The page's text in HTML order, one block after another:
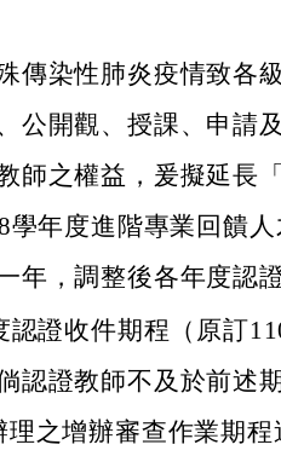
傳染性肺炎疫情致各
公開觀、授課、申請
師之權益，爰擬延長
學年度進階專業回饋
年，調整後各年度認
認證收件期程（原訂
認證教師不及於前述
理之增辦審查作業期程